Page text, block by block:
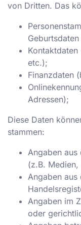
von Dritten. Das
etc.);
Finanzdaten
Adressen);
Diese Daten
stammen:
Angaben
(z.B. Medien,
Angaben aus
Angaben im
oder